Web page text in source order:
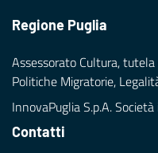
Regione Puglia
Assessorato Cultura,
Politiche Migratorie,
InnovaPuglia S.p.A.
Contatti